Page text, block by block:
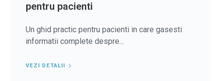
pentru pacienti
Un ghid practic pentru pacienti in care gasesti
informatii complete despre...
VEZI DETALII